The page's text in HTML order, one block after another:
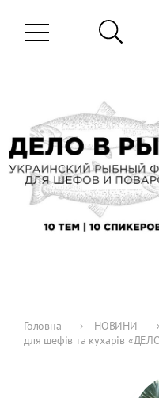
Подія:
форум
Головна › НОВИНИ ›
для шефів та кухарів